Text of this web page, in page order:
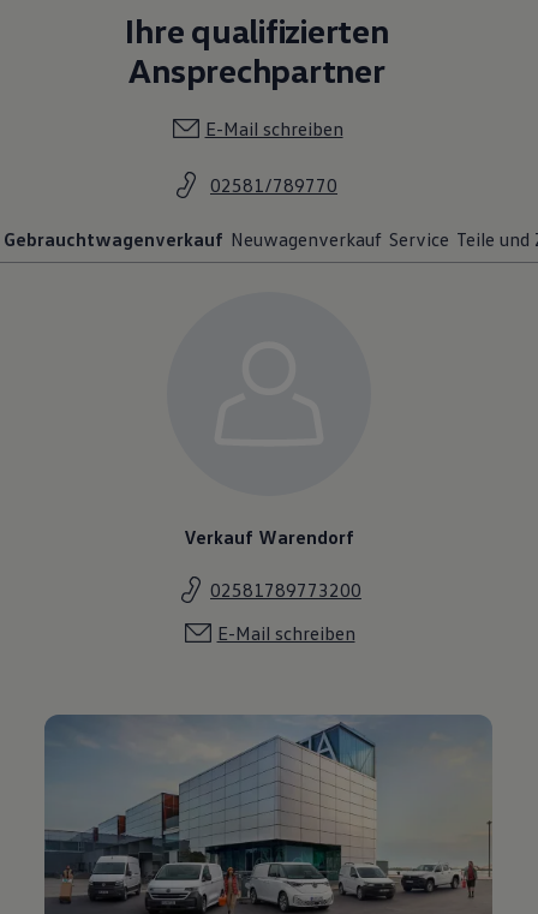
Ihre qualifizierten
Ansprechpartner
E-Mail schreiben
02581/789770
Gebrauchtwagenverkauf Neuwagenverkauf Service Teile und
Verkauf Warendorf
02581789773200
E-Mail schreiben